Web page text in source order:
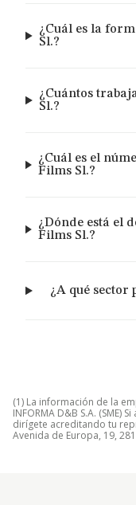
¿Cuál es la
Sl.?
¿Cuántos
Sl.?
¿Cuál es el
Films Sl.?
¿Dónde está el
Films Sl.?
¿A qué sector
(1) La información de la
INFORMA D&B S.A.
dirígete acreditando tu
Avenida de Europa, 19,